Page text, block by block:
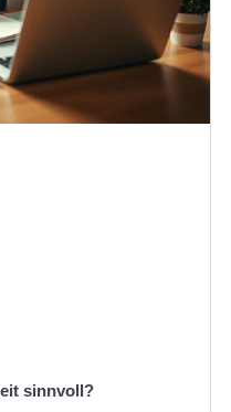
sinnvoll?